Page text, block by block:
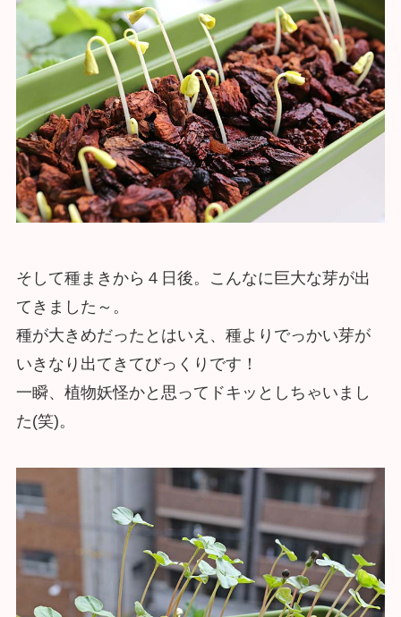
そして種まきから４日後。こんなに巨大な芽が出
てきました～。
種が大きめだったとはいえ、種よりでっかい芽が
いきなり出てきてびっくりです！
一瞬、植物妖怪かと思ってドキッとしちゃいまし
た(笑)。